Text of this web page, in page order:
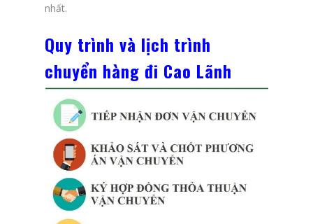
nhất.
Quy trình và lịch trình
chuyển hàng đi Cao Lãnh